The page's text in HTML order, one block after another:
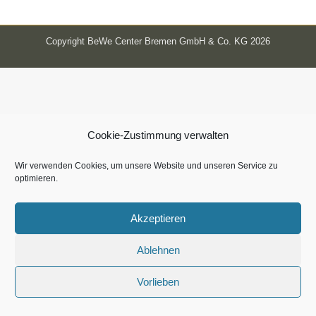
Cookie-Zustimmung verwalten
Wir verwenden Cookies, um unsere Website und unseren Service zu
optimieren.
Akzeptieren
Ablehnen
Vorlieben
Copyright BeWe Center Bremen GmbH & Co. KG 2026